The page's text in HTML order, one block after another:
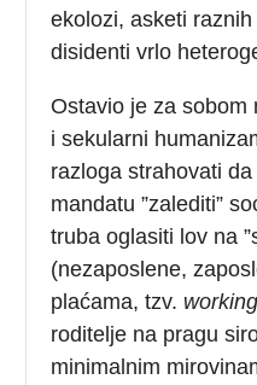
ekolozi, asketi
disidenti vrlo
Ostavio je za sobom
i sekularni
razloga strahovati
mandatu ”zalediti”
truba oglasiti lov na
(nezaposlene,
plaćama, tzv.
roditelje na pragu
minimalnim